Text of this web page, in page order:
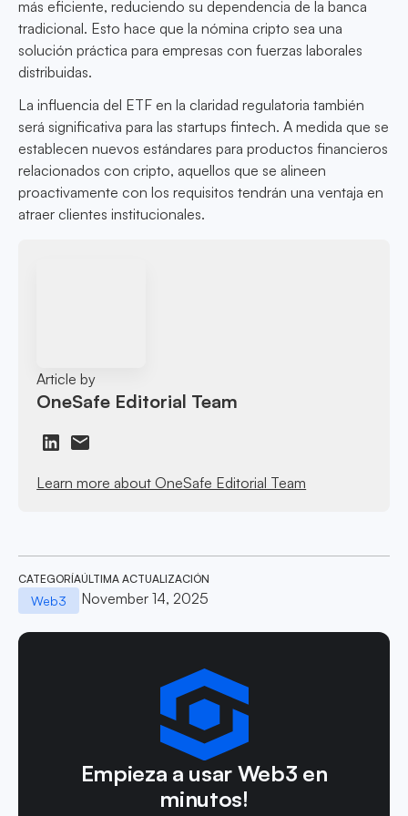
más eficiente, reduciendo su dependencia de la banca
tradicional. Esto hace que la nómina cripto sea una
solución práctica para empresas con fuerzas laborales
distribuidas.
La influencia del ETF en la claridad regulatoria también
será significativa para las startups fintech. A medida que se
establecen nuevos estándares para productos financieros
relacionados con cripto, aquellos que se alineen
proactivamente con los requisitos tendrán una ventaja en
atraer clientes institucionales.
Article by
OneSafe Editorial Team
Learn more about OneSafe Editorial Team
CATEGORÍA
Web3
ÚLTIMA ACTUALIZACIÓN
November 14, 2025
Empieza a usar Web3 en
minutos!